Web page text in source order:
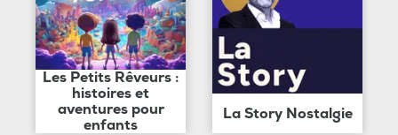
Les Petits Rêveurs :
histoires et
aventures pour
enfants
La Story Nostalgie